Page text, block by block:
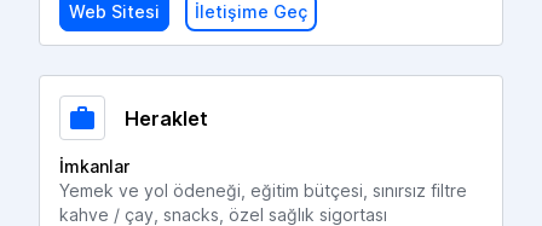
Web Sitesi İletişime Geç
Heraklet
İmkanlar
Yemek ve yol ödeneği, eğitim bütçesi, sınırsız filtre
kahve / çay, snacks, özel sağlık sigortası